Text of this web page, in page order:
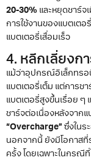
20-30% และหยุดชาร์จ
การใช้งานของแบตเต
แบตเตอรี่เสื่อมเร็ว
4. หลีกเลี่ยงก
แม้ว่าอุปกรณ์อิเล็กทรอ
แบตเตอรี่เต็ม แต่การช
แบตเตอรี่สูงขึ้นเรื่อย ๆ
ชาร์จต่อเนื่องหลังจากแ
“Overcharge” ซึ่งในร
นอกจากนี้ ยังมีโอกาสที่
ครั้ง โดยเฉพาะในกรณี